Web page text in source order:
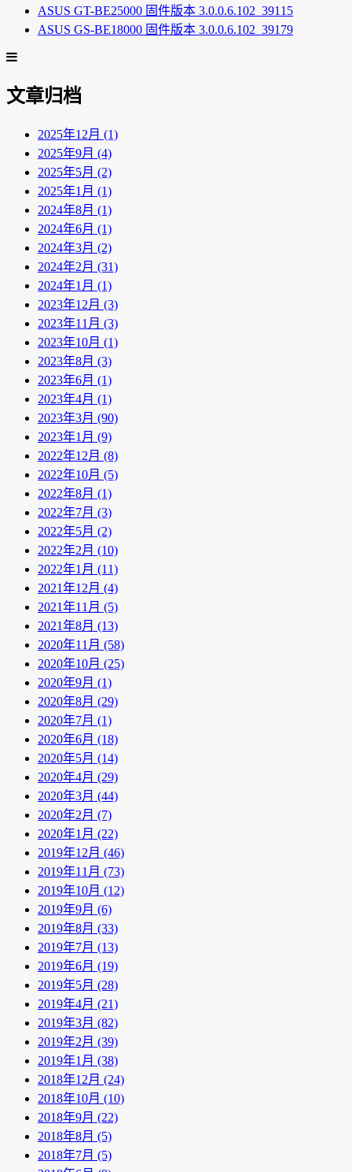
ASUS GT-BE25000 固件版本 3.0.0.6.102_39115
ASUS GS-BE18000 固件版本 3.0.0.6.102_39179
文章归档
2025年12月 (1)
2025年9月 (4)
2025年5月 (2)
2025年1月 (1)
2024年8月 (1)
2024年6月 (1)
2024年3月 (2)
2024年2月 (31)
2024年1月 (1)
2023年12月 (3)
2023年11月 (3)
2023年10月 (1)
2023年8月 (3)
2023年6月 (1)
2023年4月 (1)
2023年3月 (90)
2023年1月 (9)
2022年12月 (8)
2022年10月 (5)
2022年8月 (1)
2022年7月 (3)
2022年5月 (2)
2022年2月 (10)
2022年1月 (11)
2021年12月 (4)
2021年11月 (5)
2021年8月 (13)
2020年11月 (58)
2020年10月 (25)
2020年9月 (1)
2020年8月 (29)
2020年7月 (1)
2020年6月 (18)
2020年5月 (14)
2020年4月 (29)
2020年3月 (44)
2020年2月 (7)
2020年1月 (22)
2019年12月 (46)
2019年11月 (73)
2019年10月 (12)
2019年9月 (6)
2019年8月 (33)
2019年7月 (13)
2019年6月 (19)
2019年5月 (28)
2019年4月 (21)
2019年3月 (82)
2019年2月 (39)
2019年1月 (38)
2018年12月 (24)
2018年10月 (10)
2018年9月 (22)
2018年8月 (5)
2018年7月 (5)